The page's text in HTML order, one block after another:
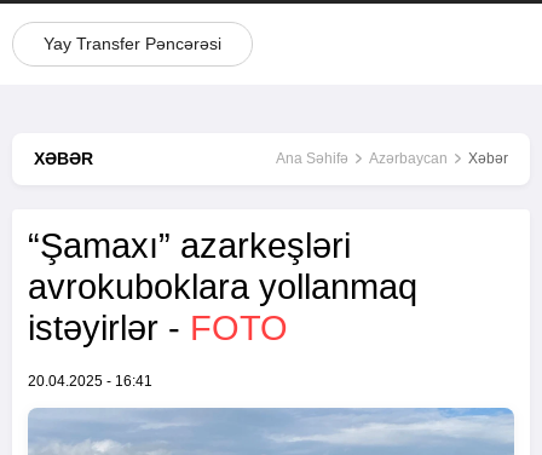
Yay Transfer Pəncərəsi
XƏBƏR Ana Səhifə Azərbaycan Xəbər
“Şamaxı” azarkeşləri
avrokuboklara yollanmaq
istəyirlər - FOTO
20.04.2025 - 16:41